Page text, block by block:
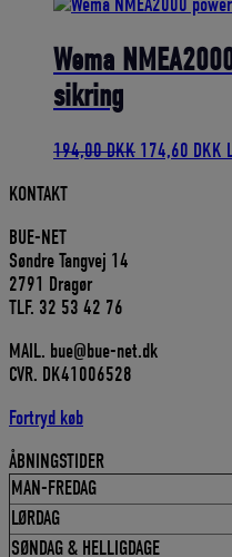
98,00 DKK.
Wema
sikring
194,00DKK Den
174,60 DKK
KONTAKT
BUE-NET
Søndre Tangvej 14
2791 Dragør
TLF. 32 53 42 76
MAIL. bue@bue-net.dk
CVR. DK41006528
Fortryd køb
ÅBNINGSTIDER
MAN-FREDAG
LØRDAG
SØNDAG & HELLIGDAGE